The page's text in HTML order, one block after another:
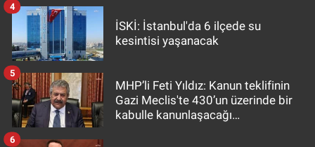
İSKİ: İstanbul'da 6 ilçede su
kesintisi yaşanacak
4
MHP’li Feti Yıldız: Kanun teklifinin
Gazi Meclis'te 430’un üzerinde bir
kabulle kanunlaşacağı
5
6